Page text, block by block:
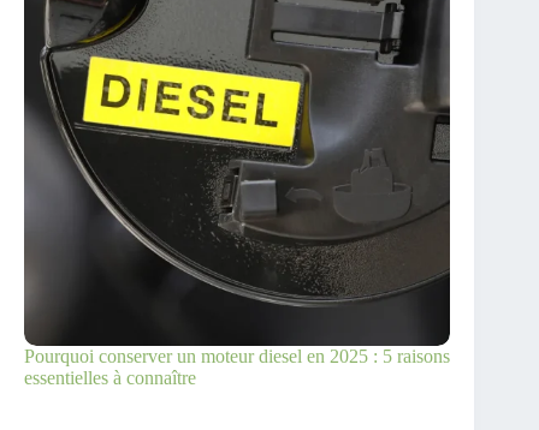
Pourquoi conserver un moteur diesel en 2025 : 5 raisons
essentielles à connaître